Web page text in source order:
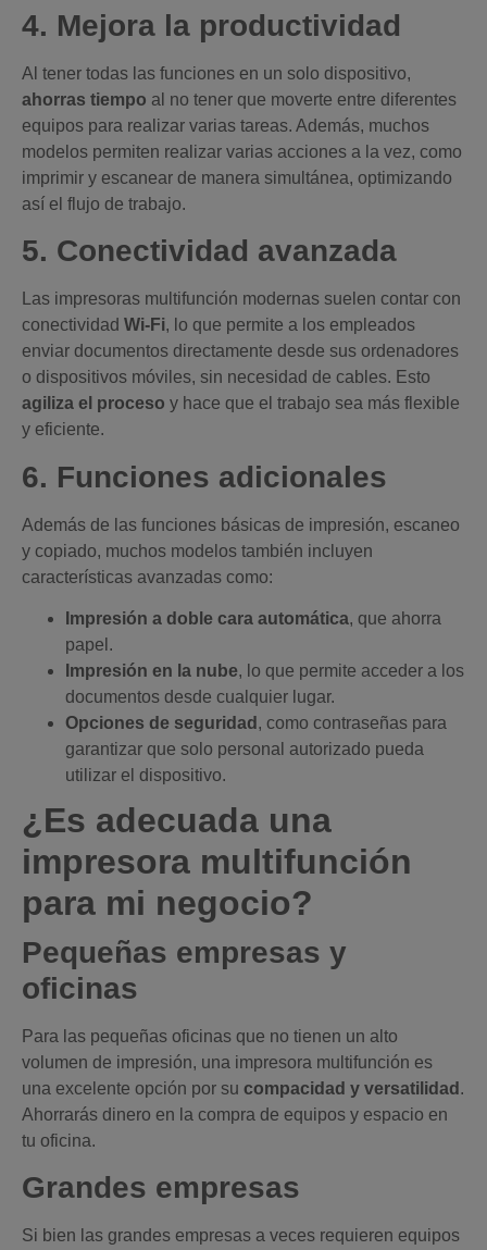
4. Mejora la productividad
Al tener todas las funciones en un solo dispositivo,
ahorras tiempo al no tener que moverte entre diferentes
equipos para realizar varias tareas. Además, muchos
modelos permiten realizar varias acciones a la vez, como
imprimir y escanear de manera simultánea, optimizando
así el flujo de trabajo.
5. Conectividad avanzada
Las impresoras multifunción modernas suelen contar con
conectividad Wi-Fi, lo que permite a los empleados
enviar documentos directamente desde sus ordenadores
o dispositivos móviles, sin necesidad de cables. Esto
agiliza el proceso y hace que el trabajo sea más flexible
y eficiente.
6. Funciones adicionales
Además de las funciones básicas de impresión, escaneo
y copiado, muchos modelos también incluyen
características avanzadas como:
Impresión a doble cara automática, que ahorra
papel.
Impresión en la nube, lo que permite acceder a los
documentos desde cualquier lugar.
Opciones de seguridad , como contraseñas para
garantizar que solo personal autorizado pueda
utilizar el dispositivo.
¿Es adecuada una
impresora multifunción
para mi negocio?
Pequeñas empresas y
oficinas
Para las pequeñas oficinas que no tienen un alto
volumen de impresión, una impresora multifunción es
una excelente opción por su compacidad y versatilidad .
Ahorrarás dinero en la compra de equipos y espacio en
tu oficina.
Grandes empresas
Si bien las grandes empresas a veces requieren equipos